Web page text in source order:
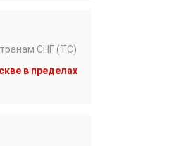
СНГ (ТС)
в пределах